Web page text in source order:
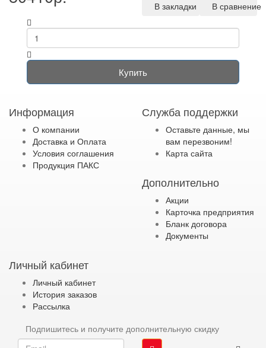
В закладки
В сравнение
Купить
Информация
О компании
Доставка и Оплата
Условия соглашения
Продукция ПАКС
Служба поддержки
Оставьте данные, мы
вам перезвоним!
Карта сайта
Дополнительно
Акции
Карточка предприятия
Бланк договора
Документы
Личный кабинет
Личный кабинет
История заказов
Рассылка
Подпишитесь и получите дополнительную скидку